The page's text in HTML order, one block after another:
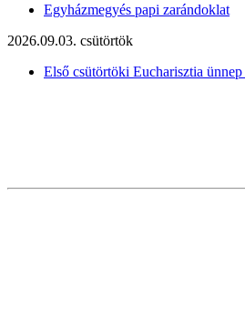
Egyházmegyés papi zarándoklat
2026.09.03. csütörtök
Első csütörtöki Eucharisztia